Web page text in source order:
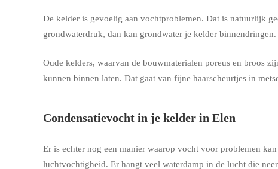
De kelder is gevoelig aan vochtproblemen. Dat is natuurlijk
grondwaterdruk, dan kan grondwater je kelder
Oude kelders, waarvan de bouwmaterialen poreus en broos
kunnen binnen laten. Dat gaat van fijne haarscheurtjes in
Condensatievocht in je kelder in Elen
Er is echter nog een manier waarop vocht voor problemen
luchtvochtigheid. Er hangt veel waterdamp in de lucht die